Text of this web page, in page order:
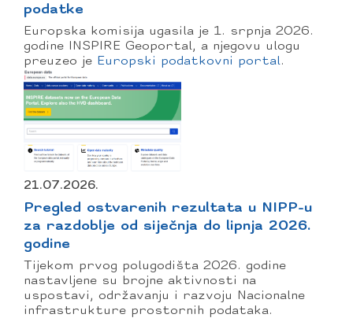
podatke
Europska komisija ugasila je 1. srpnja 2026.
godine INSPIRE Geoportal, a njegovu ulogu
preuzeo je Europski podatkovni portal.
21.07.2026.
Pregled ostvarenih rezultata u NIPP-u
za razdoblje od siječnja do lipnja 2026.
godine
Tijekom prvog polugodišta 2026. godine
nastavljene su brojne aktivnosti na
uspostavi, održavanju i razvoju Nacionalne
infrastrukture prostornih podataka.